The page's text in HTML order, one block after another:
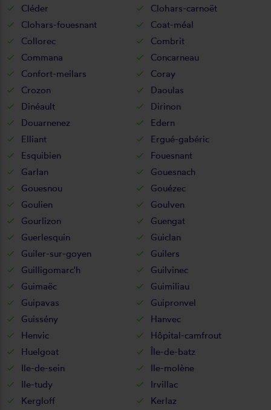
Cléder
Clohars-carnoët
Clohars-fouesnant
Coat-méal
Collorec
Combrit
Commana
Concarneau
Confort-meilars
Coray
Crozon
Daoulas
Dinéault
Dirinon
Douarnenez
Edern
Elliant
Ergué-gabéric
Esquibien
Fouesnant
Garlan
Gouesnach
Gouesnou
Gouézec
Goulien
Goulven
Gourlizon
Guengat
Guerlesquin
Guiclan
Guiler-sur-goyen
Guilers
Guilligomarc'h
Guilvinec
Guimaëc
Guimiliau
Guipavas
Guipronvel
Guissény
Hanvec
Henvic
Hôpital-camfrout
Huelgoat
Île-de-batz
Ile-de-sein
Ile-molène
Ile-tudy
Irvillac
Kergloff
Kerlaz